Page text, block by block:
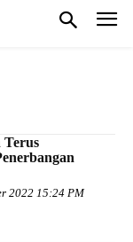
Terus
2022 15:24 PM